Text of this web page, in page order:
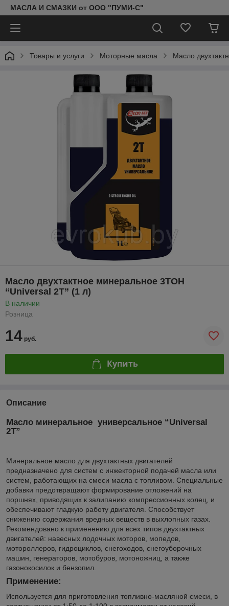
МАСЛА И СМАЗКИ от ООО "ПУМИ-С"
Товары и услуги Моторные масла Масло
Масло двухтактное минеральное 3ТОН
“Universal 2T” (1 л)
В наличии
Розница
14 руб.
Купить
Описание
Масло минеральное универсальное “Universal
2T”
Минеральное масло для двухтактных двигателей
предназначено для систем с инжекторной подачей масла или
систем, работающих на смеси масла с топливом. Специальные
добавки предотвращают формирование отложений на
поршнях, приводящих к залипанию компрессионных колец, и
обеспечивают гладкую работу двигателя. Способствует
снижению содержания вредных веществ в выхлопных газах.
Рекомендовано к применению для всех типов двухтактных
двигателей: навесных лодочных моторов, мопедов,
мотороллеров, гидроциклов, снегоходов, снегоуборочных
машин, генераторов, мотобуров, мотоножниц, а также
газонокосилок и бензопил.
Применение:
Используется для приготовления топливно-масляной смеси, в